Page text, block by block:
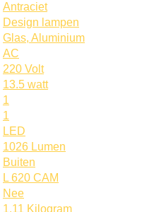
Antraciet
Design lampen
Glas, Aluminium
AC
220 Volt
13.5 watt
1
1
LED
1026 Lumen
Buiten
L 620 CAM
Nee
1.11 Kilogram